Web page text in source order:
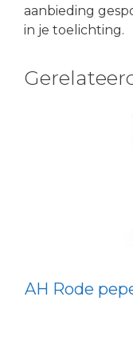
aanbieding
in je toelichting.
AH Rode